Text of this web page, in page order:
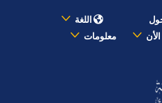
اللغة
معلومات